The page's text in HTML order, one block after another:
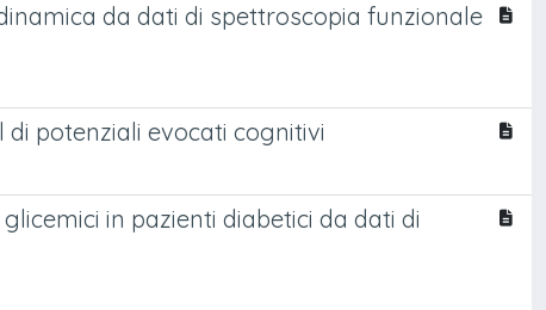
da dati di spettroscopia funzionale
potenziali evocati cognitivi
in pazienti diabetici da dati di